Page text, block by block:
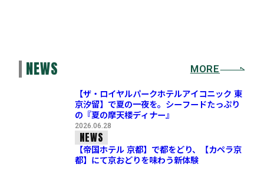
NEWS MORE
【ザ・ロイヤルパークホテルアイコニック 東
京汐留】で夏の一夜を。シーフードたっぷり
の『夏の摩天楼ディナー』
2026.06.28
NEWS
【帝国ホテル 京都】で都をどり、【カペラ京
都】にて京おどりを味わう新体験